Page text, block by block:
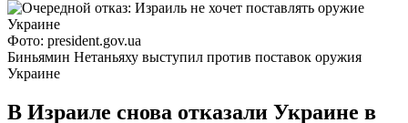
Фото: president.gov.ua
Биньямин Нетаньяху выступил против поставок оружия
Украине
В Израиле снова отказали Украине в